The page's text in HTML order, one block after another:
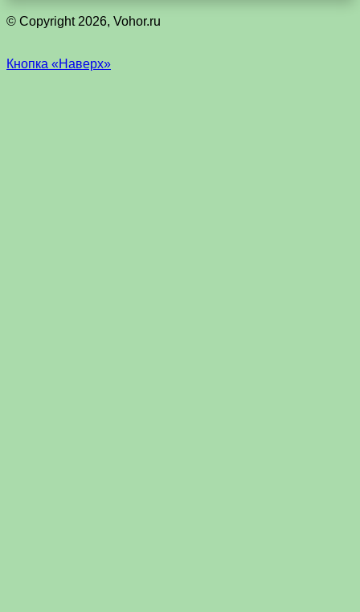
© Copyright 2026, Vohor.ru
Кнопка «Наверх»